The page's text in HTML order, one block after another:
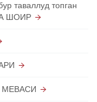
таваллуд топган
ШОИР
МЕВАСИ